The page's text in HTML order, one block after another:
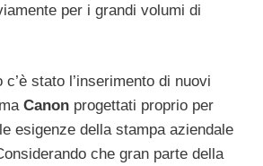
per i grandi volumi di
stato l’inserimento di nuovi
Canon progettati proprio per
esigenze della stampa aziendale
che gran parte della